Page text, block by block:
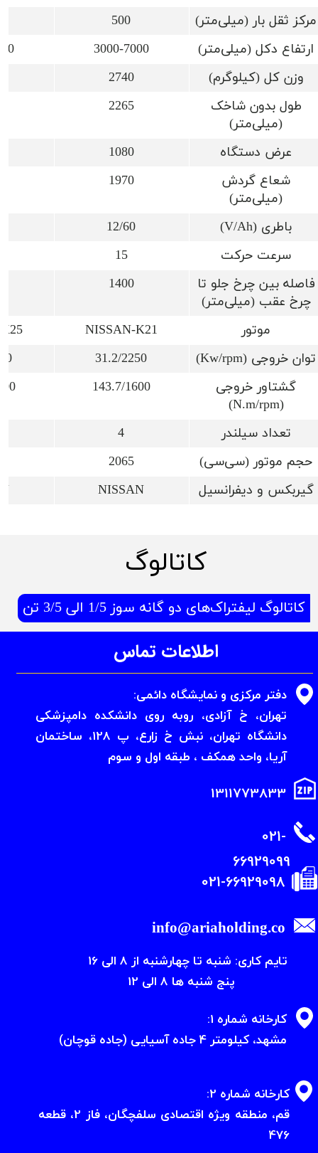
مرکز ثقل بار (میلی‌متر)
500
ارتفاع دکل (میلی‌متر)
3000-7000
وزن کل (کیلوگرم)
2740
طول بدون شاخک
(میلی‌متر)
2265
عرض دستگاه
1080
شعاع گردش
(میلی‌متر)
1970
باطری (V/Ah) 12/60
سرعت حرکت
15
فاصله بین چرخ جلو تا
چرخ عقب (میلی‌متر)
1400
موتور NISSAN-K21
توان خروجی (Kw/rpm)
31.2/2250
گشتاور خروجی
(N.m/rpm)
143.7/1600
تعداد سیلندر
4
حجم موتور (سی‌سی)
2065
گیربکس و دیفرانسیل
NISSAN
کاتالوگ
کاتالوگ لیفتراک‌های دو گانه سوز 1/5 الی 3/5 تن
اطلاعات​​​​​​​ تماس
021-
66929099
دفتر مرکزی و نمایشگاه دائمی:
​​​​​​​تهران، خ آزادی، روبه روی دانشکده دامپزشکی
دانشگاه تهران، نبش خ زارع، پ 128، ساختمان
آریا، واحد همکف ، طبقه اول و سوم
021-66929098
info@ariaholding.co
کارخانه شماره 1:
​​​​​​​مشهد، کیلومتر 4 جاده آسیایی (جاده قوچان)
کارخانه شماره 2:
​​​​​​​قم، منطقه ویژه اقتصادی سلفچگان، فاز 2، قطعه
476
1311773833
تایم کاری: شنبه تا چهارشنبه از 8 الی 16
پنج شنبه ها 8 الی 12